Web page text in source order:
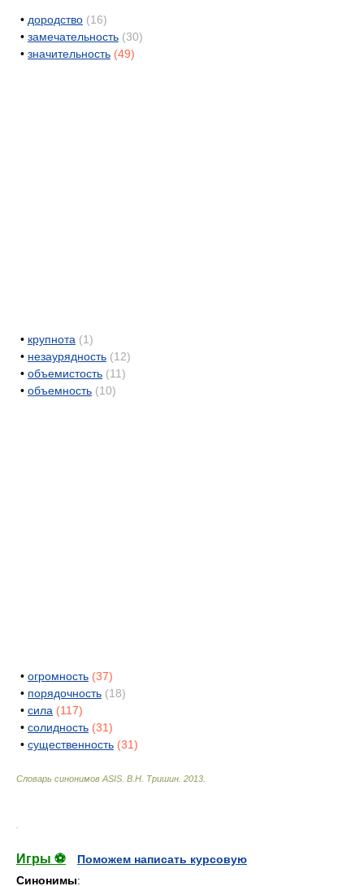
• дородство (16)
• замечательность (30)
• значительность (49)
• крупнота (1)
• незаурядность (12)
• объемистость (11)
• объемность (10)
• огромность (37)
• порядочность (18)
• сила (117)
• солидность (31)
• существенность (31)
Словарь синонимов ASIS. В.Н. Тришин 2013
Игры ⚽
Поможем написать курсовую
Синонимы: